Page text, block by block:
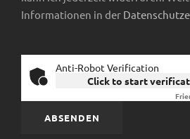
Informationen in der
Anti-Robot Verification
Click to start